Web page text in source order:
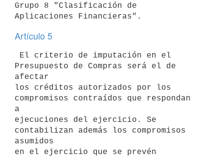
Grupo 8 "Clasificación de
Artículo 5
Presupuesto de Compras será el de
afectar
los créditos autorizados por los
compromisos contraídos que respondan
a
ejecuciones del ejercicio. Se
contabilizan además los compromisos
asumidos
en el ejercicio que se prevén